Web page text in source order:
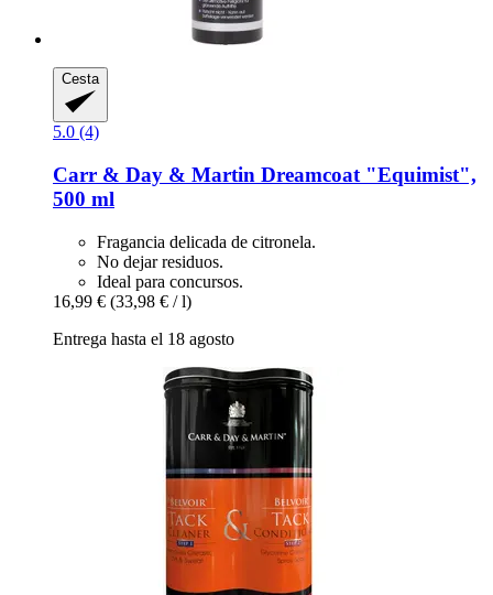
Cesta
5.0 (4)
Carr & Day & Martin Dreamcoat "Equimist",
500 ml
Fragancia delicada de citronela.
No dejar residuos.
Ideal para concursos.
16,99 € (33,98 € / l)
Entrega hasta el 18 agosto